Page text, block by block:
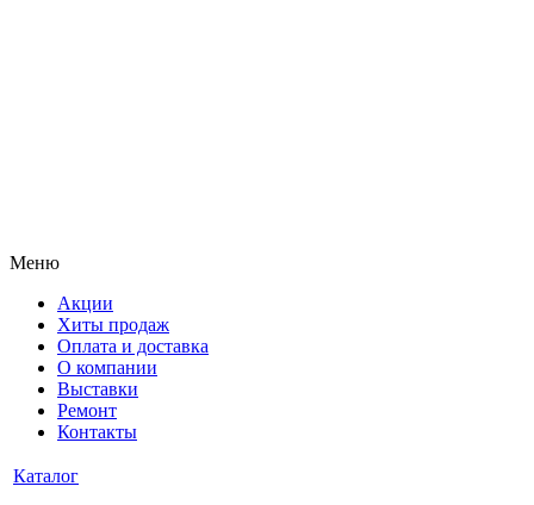
Меню
Акции
Хиты продаж
Оплата и доставка
О компании
Выставки
Ремонт
Контакты
Каталог